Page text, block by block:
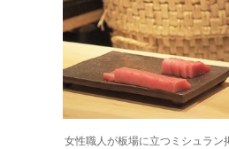
女性職人が板場に立つミシュラン